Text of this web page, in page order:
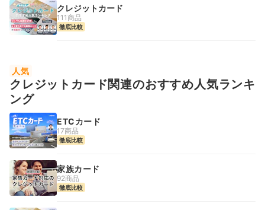
クレジットカード
111商品
徹底比較
人気
クレジットカード関連のおすすめ人気ランキ
ング
ETCカード
17商品
徹底比較
家族カード
92商品
徹底比較